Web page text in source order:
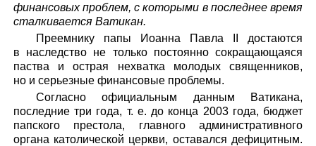
финансовых проблем, с которыми в последнее время
сталкивается Ватикан.
Преемнику папы Иоанна Павла II достаются
в наследство не только постоянно сокращающаяся
паства и острая нехватка молодых священников,
но и серьезные финансовые проблемы.
Согласно официальным данным Ватикана,
последние три года, т. е. до конца 2003 года, бюджет
папского престола, главного административного
органа католической церкви, оставался дефицитным.